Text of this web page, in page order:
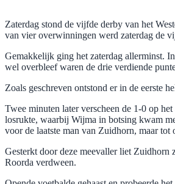
Zaterdag stond de vijfde derby van het
van vier overwinningen werd zaterdag de
Gemakkelijk ging het zaterdag allerminst.
wel overbleef waren de drie verdiende
Zoals geschreven ontstond er in de eerste
Twee minuten later verscheen de 1-0 op
losrukte, waarbij Wijma in botsing kwam
voor de laatste man van Zuidhorn, maar
Gesterkt door deze meevaller liet Zuidhorn
Roorda verdween.